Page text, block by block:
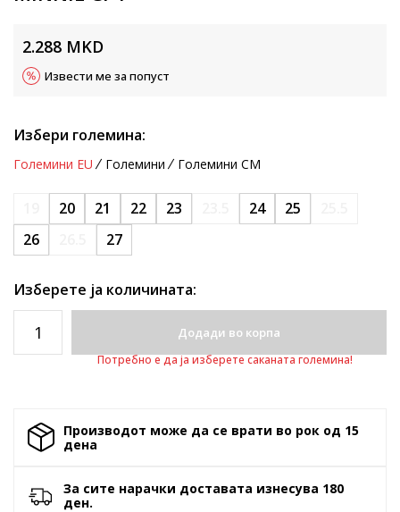
2.288 MKD
Извести ме за попуст
Избери големина:
Големини EU Големини Големини CM
20 21 22 23 24 25
26
27
Изберете ја количината:
Додади во корпа
Потребно е да ја изберете саканата големина!
Производот може да се врати во рок од 15
денa
За сите нарачки доставата изнесува 180
ден.